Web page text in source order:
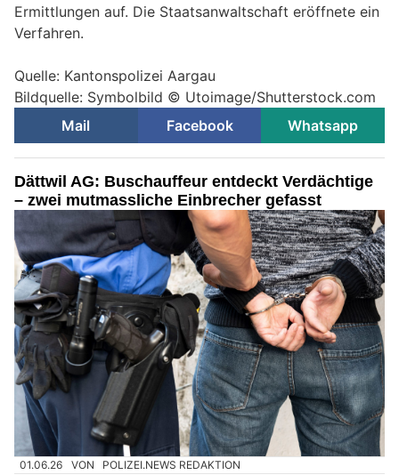
Ermittlungen auf. Die Staatsanwaltschaft eröffnete ein
Verfahren.
Quelle: Kantonspolizei Aargau
Bildquelle: Symbolbild © Utoimage/Shutterstock.com
Mail
Facebook Whatsapp
Dättwil AG: Buschauffeur entdeckt Verdächtige
– zwei mutmassliche Einbrecher gefasst
01.06.26 VON POLIZEI.NEWS REDAKTION